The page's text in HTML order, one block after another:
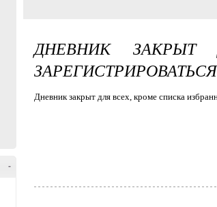
-
ДНЕВНИК
Дневник закрыт для всех, кроме списка